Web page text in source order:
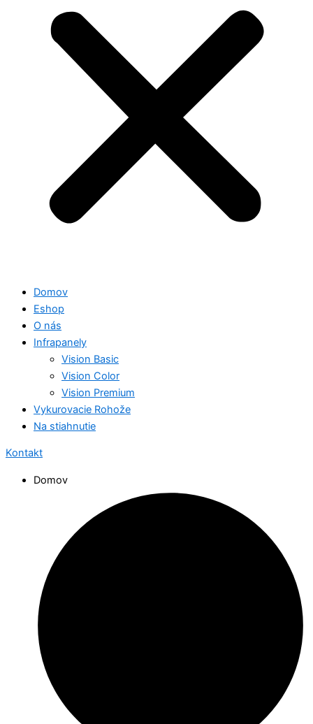
Domov
Eshop
O nás
Infrapanely
Vision Basic
Vision Color
Vision Premium
Vykurovacie Rohože
Na stiahnutie
Kontakt
Domov